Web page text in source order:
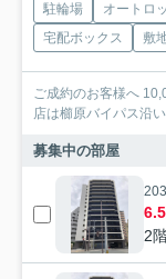
駐輪場 オートロ
宅配ボックス
敷
ご成約のお客様へ
店は櫛原バイパス沿
募集中の部屋
203
2